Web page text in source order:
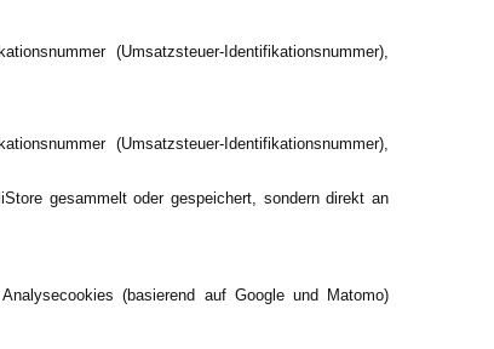
(Umsatzsteuer-Identifikationsnummer),
(Umsatzsteuer-Identifikationsnummer),
gesammelt oder gespeichert, sondern direkt an
(basierend auf Google und Matomo)